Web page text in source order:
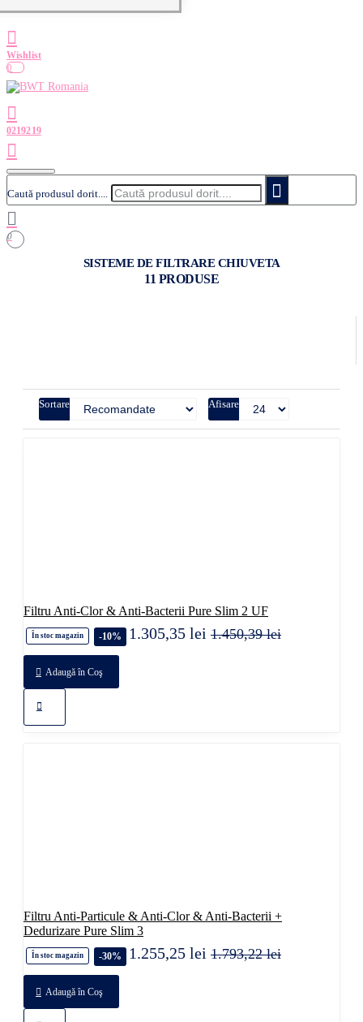
0
Caută produsul dorit....
0
SISTEME DE FILTRARE CHIUVETA
11 PRODUSE
Sortare Afisare
Filtru Anti-Clor & Anti-Bacterii Pure Slim 2 UF
În stoc magazin -10% 1.305,35 lei 1.450,39 lei
Adaugă în Coş
Filtru Anti-Particule & Anti-Clor & Anti-Bacterii +
Dedurizare Pure Slim 3
În stoc magazin -30% 1.255,25 lei 1.793,22 lei
Adaugă în Coş